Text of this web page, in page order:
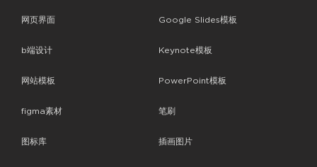
网页界面
b端设计
网站模板
figma素材
图标库
Google Slides模板
Keynote模板
PowerPoint模板
笔刷
插画图片